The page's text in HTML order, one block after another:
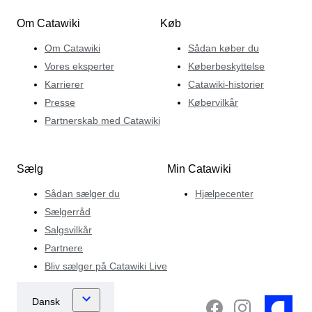
Om Catawiki
Om Catawiki
Vores eksperter
Karrierer
Presse
Partnerskab med Catawiki
Køb
Sådan køber du
Køberbeskyttelse
Catawiki-historier
Købervilkår
Sælg
Sådan sælger du
Sælgerråd
Salgsvilkår
Partnere
Bliv sælger på Catawiki Live
Min Catawiki
Hjælpecenter